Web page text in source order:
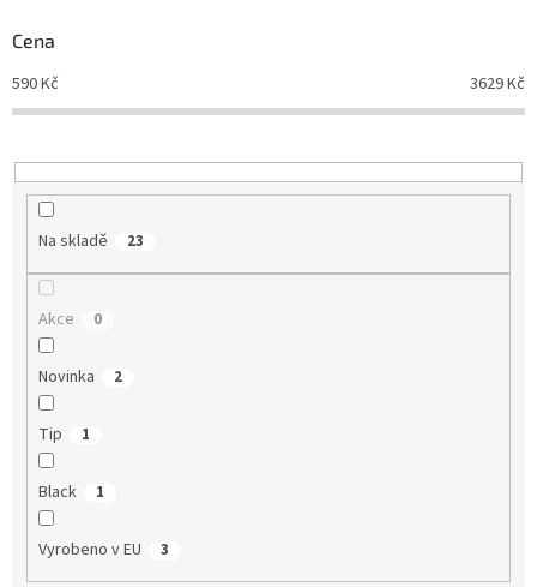
d
k
t
Cena
590Kč 3629Kč
Na skladě 23
Akce 0
Novinka 2
Tip 1
Black 1
Vyrobeno v EU 3